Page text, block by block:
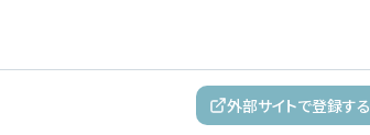
外部サイトで登録する